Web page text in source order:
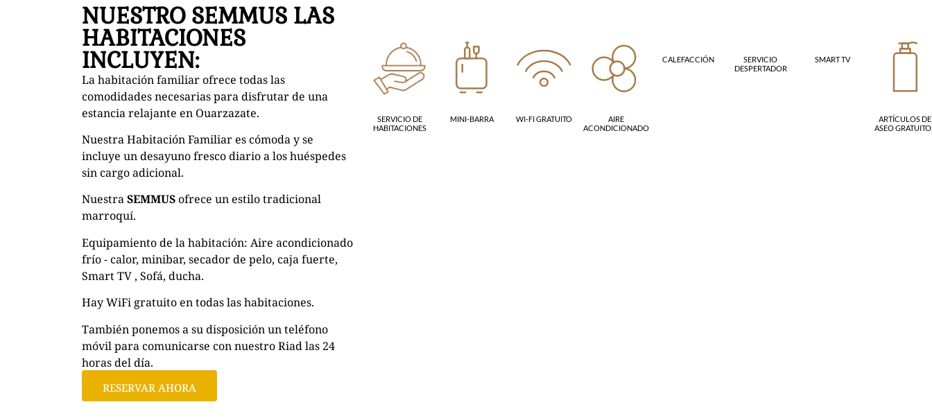
NUESTRO SEMMUS LAS
HABITACIONES
INCLUYEN:
La habitación familiar ofrece todas las
comodidades necesarias para disfrutar de una
estancia relajante en Ouarzazate.
Nuestra Habitación Familiar es cómoda y se
incluye un desayuno fresco diario a los huéspedes
sin cargo adicional.
NuestraSEMMUSofrece un estilo tradicional
marroquí.
Equipamiento de la habitación: Aire acondicionado
frío - calor, minibar, secador de pelo, caja fuerte,
Smart TV , Sofá, ducha.
Hay WiFi gratuito en todas las habitaciones.
También ponemos a su disposición un teléfono
móvil para comunicarse con nuestro Riad las 24
horas del día.
RESERVAR AHORA
SERVICIO DE
HABITACIONES
MINI-BARRA WI-FI GRATUITO
AIRE
ACONDICIONADO
CALEFACCIÓN
SERVICIO
DESPERTADOR
SMART TV
ARTÍCULOS DE
ASEO